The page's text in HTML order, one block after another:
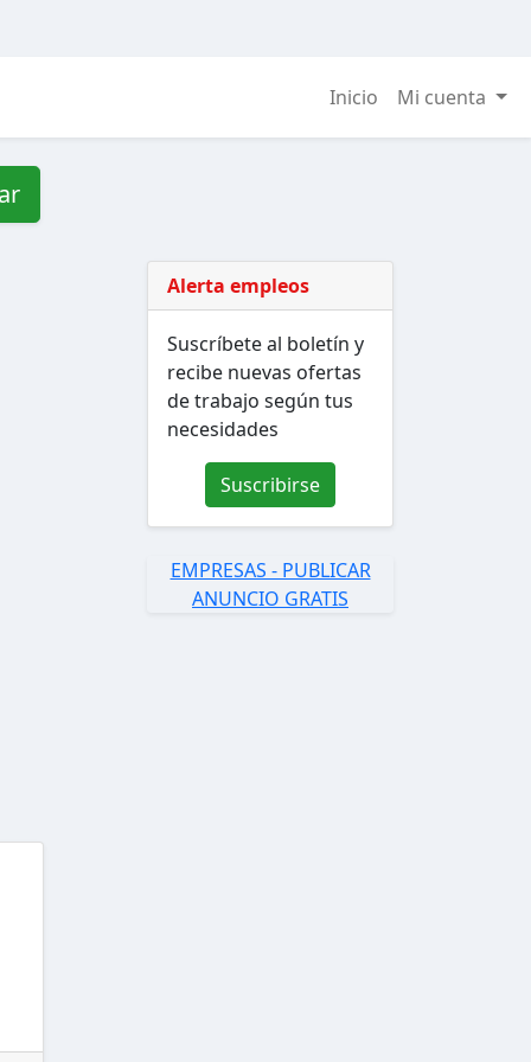
Inicio Mi cuenta
Alerta empleos
Suscríbete al boletín y
recibe nuevas ofertas
de trabajo según tus
necesidades
Suscribirse
EMPRESAS - PUBLICAR
ANUNCIO GRATIS